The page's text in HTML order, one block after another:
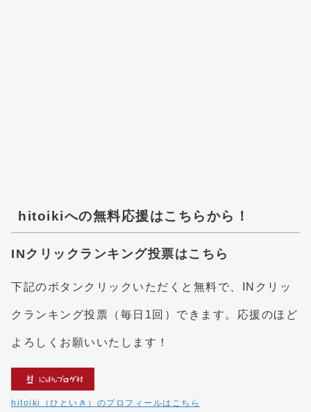
hitoikiへの無料応援はこちらから！
INクリックランキング投票はこちら
下記のボタンクリックいただくと無料で、INクリッ
クランキング投票（毎日1回）できます。応援のほど
よろしくお願いいたします！
hitoiki（ひといき）のプロフィールはこちら